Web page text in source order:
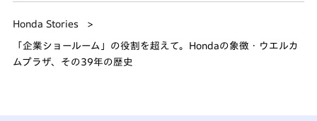
Honda Stories
「企業ショールーム」の役割を超えて。Hondaの象徴・ウエルカ
ムプラザ、その39年の歴史